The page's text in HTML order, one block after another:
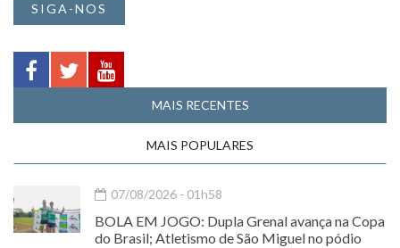
SIGA-NOS
MAIS RECENTES
MAIS POPULARES
07/08/2026 - 01h58
BOLA EM JOGO: Dupla Grenal avança na Copa
do Brasil; Atletismo de São Miguel no pódio